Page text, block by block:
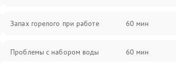
Запах горелого при работе 60 мин
Проблемы с набором воды 60 мин